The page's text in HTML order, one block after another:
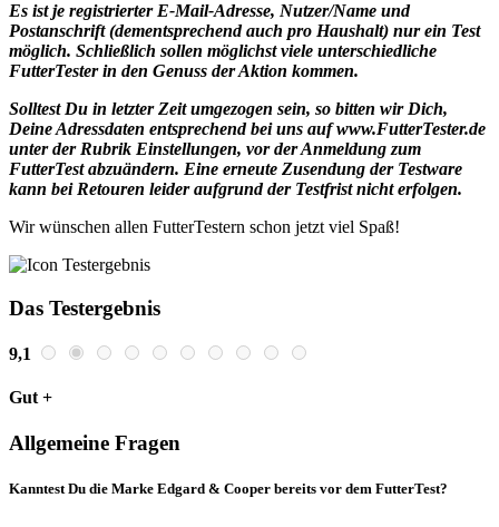
Es ist je registrierter E-Mail-Adresse, Nutzer/Name und
Postanschrift (dementsprechend auch pro Haushalt) nur ein Test
möglich. Schließlich sollen möglichst viele unterschiedliche
FutterTester in den Genuss der Aktion kommen.
Solltest Du in letzter Zeit umgezogen sein, so bitten wir Dich,
Deine Adressdaten entsprechend bei uns auf www.FutterTester.de
unter der Rubrik Einstellungen, vor der Anmeldung zum
FutterTest abzuändern. Eine erneute Zusendung der Testware
kann bei Retouren leider aufgrund der Testfrist nicht erfolgen.
Wir wünschen allen FutterTestern schon jetzt viel Spaß!
Das Testergebnis
9,1
Gut +
Allgemeine Fragen
Kanntest Du die Marke Edgard & Cooper bereits vor dem FutterTest?